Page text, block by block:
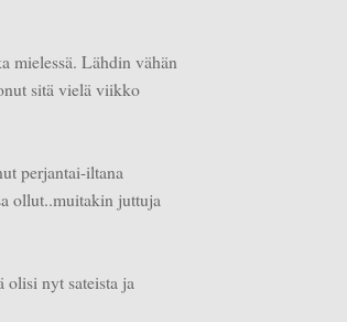
Lähdin vähän
sitä vielä viikko
perjantai-iltana
ollut..muitakin juttuja
olisi nyt sateista ja